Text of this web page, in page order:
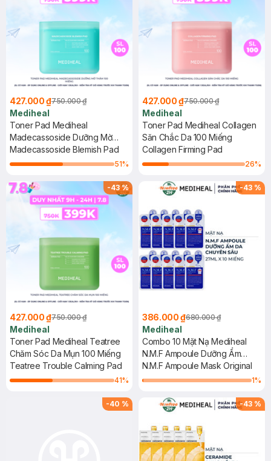
427.000 ₫750.000 ₫
Mediheal
Toner Pad Mediheal
Madecassoside Dưỡng Mờ
Thâm 100 Miếng
Madecassoside Blemish Pad
51%
427.000 ₫750.000 ₫
Mediheal
Toner Pad Mediheal Collagen
Săn Chắc Da 100 Miếng
Collagen Firming Pad
26%
-43%
427.000 ₫750.000 ₫
Mediheal
Toner Pad Mediheal Teatree
Chăm Sóc Da Mụn 100 Miếng
Teatree Trouble Calming Pad
41%
-43 %
386.000 ₫680.000 ₫
Mediheal
Combo 10 Mặt Nạ Mediheal
N.M.F Ampoule Dưỡng Ẩm
Chuyên Sâu 27ml
N.M.F Ampoule Mask Original
1%
-40 % -43 %